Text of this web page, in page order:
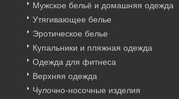
Мужское бельё и домашняя одежда
Утягивающее белье
Эротическое белье
Купальники и пляжная одежда
Одежда для фитнеса
Верхняя одежда
Чулочно-носочные изделия